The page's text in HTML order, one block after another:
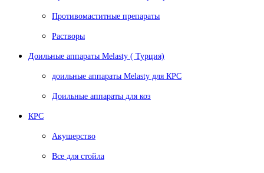
Противомаститные препараты
Растворы
Доильные аппараты Melasty ( Турция)
доильные аппараты Melasty для КРС
Доильные аппараты для коз
КРС
Акушерство
Все для стойла